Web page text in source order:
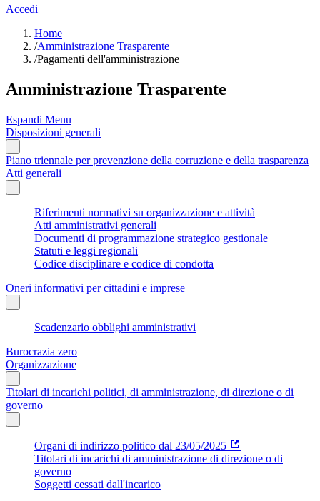
Accedi
Home
/Amministrazione Trasparente
/Pagamenti dell'amministrazione
Amministrazione Trasparente
Espandi Menu
Disposizioni generali
Piano triennale per prevenzione della corruzione e della trasparenza
Atti generali
Riferimenti normativi su organizzazione e attività
Atti amministrativi generali
Documenti di programmazione strategico gestionale
Statuti e leggi regionali
Codice disciplinare e codice di condotta
Oneri informativi per cittadini e imprese
Scadenzario obblighi amministrativi
Burocrazia zero
Organizzazione
Titolari di incarichi politici, di amministrazione, di direzione o di
governo
Organi di indirizzo politico dal 23/05/2025
Titolari di incarichi di amministrazione di direzione o di
governo
Soggetti cessati dall'incarico